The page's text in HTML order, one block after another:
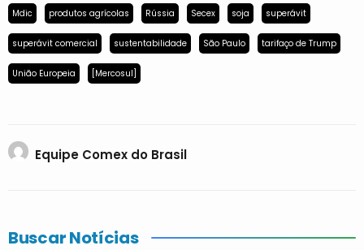
Mdic produtos agrícolas Rússia Secex soja superávit
superávit comercial sustentabilidade São Paulo tarifaço de Trump
União Europeia [Mercosul]
Equipe Comex do Brasil
Buscar Notícias